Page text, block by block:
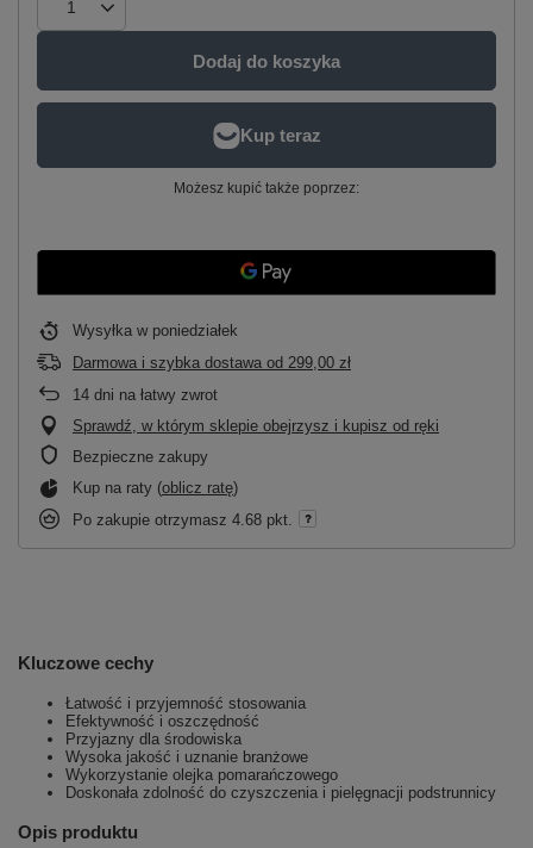
Dodaj do koszyka
Możesz kupić także poprzez:
Wysyłka w poniedziałek
Darmowa i szybka dostawa od 299,00 zł
14 dni na łatwy zwrot
Sprawdź, w którym sklepie obejrzysz i kupisz od ręki
Bezpieczne zakupy
Kup na raty (oblicz ratę)
Po zakupie otrzymasz 4.68 pkt.
Kluczowe cechy
Łatwość i przyjemność stosowania
Efektywność i oszczędność
Przyjazny dla środowiska
Wysoka jakość i uznanie branżowe
Wykorzystanie olejka pomarańczowego
Doskonała zdolność do czyszczenia i pielęgnacji podstrunnicy
Opis produktu